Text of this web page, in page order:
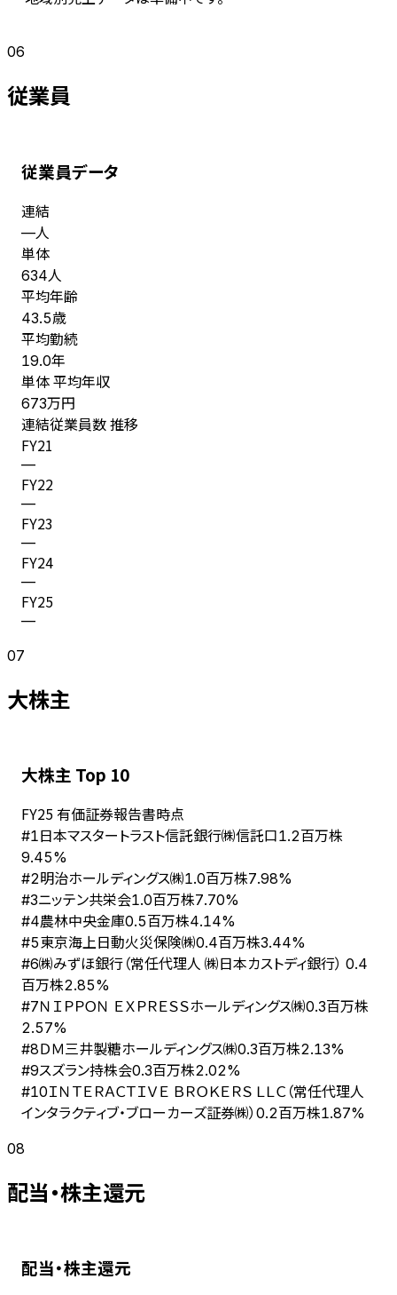
06
従業員
従業員データ
連結
—人
単体
634人
平均年齢
43.5歳
平均勤続
19.0年
単体 平均年収
673万円
連結従業員数 推移
FY21
—
FY22
—
FY23
—
FY24
—
FY25
—
07
大株主
大株主 Top 10
FY25 有価証券報告書時点
#1日本マスタートラスト信託銀行㈱信託口1.2百万株
9.45%
#2明治ホールディングス㈱1.0百万株7.98%
#3ニッテン共栄会1.0百万株7.70%
#4農林中央金庫0.5百万株4.14%
#5東京海上日動火災保険㈱0.4百万株3.44%
#6㈱みずほ銀行（常任代理人 ㈱日本カストディ銀行） 0.4
百万株2.85%
#7ＮＩＰＰＯＮ ＥＸＰＲＥＳＳホールディングス㈱0.3百万株
2.57%
#8ＤＭ三井製糖ホールディングス㈱0.3百万株2.13%
#9スズラン持株会0.3百万株2.02%
#10ＩＮＴＥＲＡＣＴＩＶＥ ＢＲＯＫＥＲＳ ＬＬＣ（常任代理人
インタラクティブ・ブローカーズ証券㈱） 0.2百万株1.87%
08
配当・株主還元
配当・株主還元